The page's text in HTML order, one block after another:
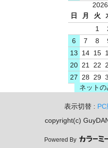
日
月 火
1
6
7 8
13
14 15
20 21 22
27
28 29
ネットの
表示切替 :
copyright(c)
Powered By